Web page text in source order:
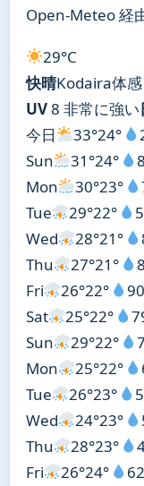
Open-Meteo 経
29°C
快晴Kodaira体
UV8 非常に強い
今日
33°24°
Sun
31°24°
Mon
30°23°
Tue
29°22°
Wed
28°21°
Thu
27°21°
Fri
26°22°
Sat
25°22°
Sun
29°22°
Mon
25°22°
Tue
26°23°
Wed
24°23°
Thu
28°23°
Fri
26°24°